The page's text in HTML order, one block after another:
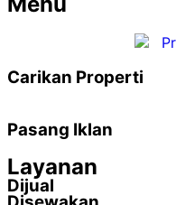
Carikan Properti
Pasang Iklan
Layanan
Dijual